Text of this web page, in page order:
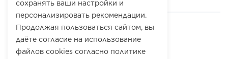
сохранять ваши настройки и
персонализировать рекомендации.
Продолжая пользоваться сайтом, вы
даёте согласие на использование
файлов cookies согласно политике